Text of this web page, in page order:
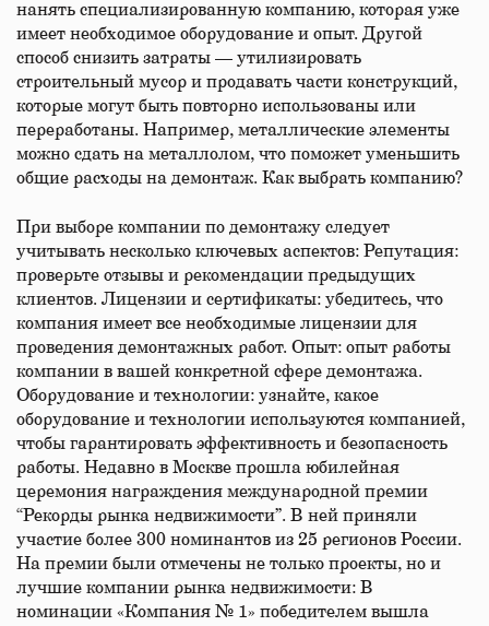
нанять специализированную компанию, которая уже
имеет необходимое оборудование и опыт. Другой
способ снизить затраты — утилизировать
строительный мусор и продавать части конструкций,
которые могут быть повторно использованы или
переработаны. Например, металлические элементы
можно сдать на металлолом, что поможет уменьшить
общие расходы на демонтаж. Как выбрать компанию?
При выборе компании по демонтажу следует
учитывать несколько ключевых аспектов: Репутация:
проверьте отзывы и рекомендации предыдущих
клиентов. Лицензии и сертификаты: убедитесь, что
компания имеет все необходимые лицензии для
проведения демонтажных работ. Опыт: опыт работы
компании в вашей конкретной сфере демонтажа.
Оборудование и технологии: узнайте, какое
оборудование и технологии используются компанией,
чтобы гарантировать эффективность и безопасность
работы. Недавно в Москве прошла юбилейная
церемония награждения международной премии
“Рекорды рынка недвижимости”. В ней приняли
участие более 300 номинантов из 25 регионов России.
На премии были отмечены не только проекты, но и
лучшие компании рынка недвижимости: В
номинации «Компания № 1» победителем вышла